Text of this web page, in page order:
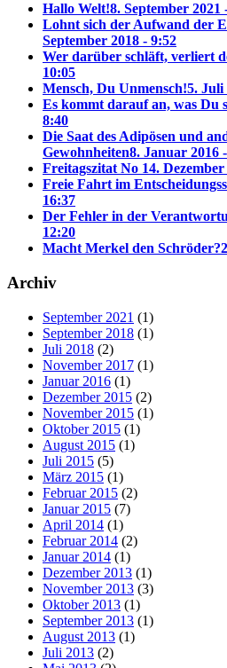
Hallo Welt!8. September 2021
Lohnt sich der Aufwand der
September 2018 - 9:52
Wer darüber schläft, verliert
10:05
Mensch, Du Unmensch!5. Juli
Es kommt darauf an, was Du
8:40
Die Saat des Adipösen und
Gewohnheiten8. Januar 2016
Freitagszitat No 14.
Freie Fahrt im
16:37
Der Fehler in der
12:20
Macht Merkel den Schröder?
Archiv
September 2021 (1)
September 2018 (1)
Juli 2018 (2)
November 2017 (1)
Januar 2016 (1)
Dezember 2015 (2)
November 2015 (1)
Oktober 2015 (1)
August 2015 (1)
Juli 2015 (5)
März 2015 (1)
Februar 2015 (2)
Januar 2015 (7)
April 2014 (1)
Februar 2014 (2)
Januar 2014 (1)
Dezember 2013 (1)
November 2013 (3)
Oktober 2013 (1)
September 2013 (1)
August 2013 (1)
Juli 2013 (2)